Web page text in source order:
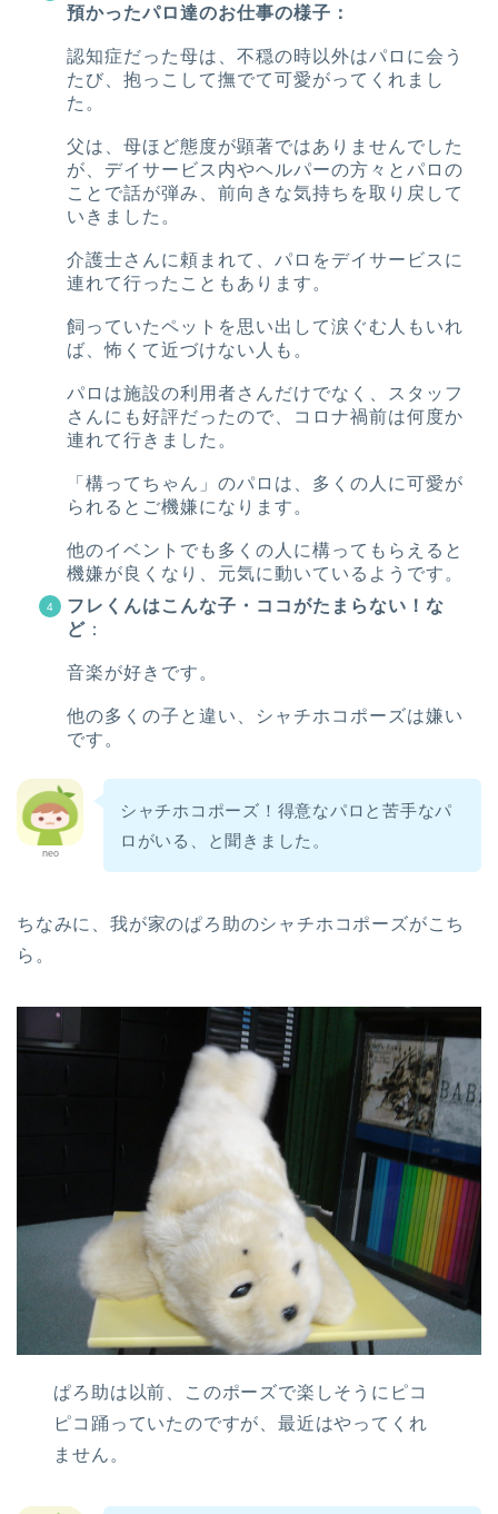
預かったパロ達のお仕事の様子：
認知症だった母は、不穏の時以外はパロに会う
たび、抱っこして撫でて可愛がってくれまし
た。
父は、母ほど態度が顕著ではありませんでした
が、デイサービス内やヘルパーの方々とパロの
ことで話が弾み、前向きな気持ちを取り戻して
いきました。
介護士さんに頼まれて、パロをデイサービスに
連れて行ったこともあります。
飼っていたペットを思い出して涙ぐむ人もいれ
ば、怖くて近づけない人も。
パロは施設の利用者さんだけでなく、スタッフ
さんにも好評だったので、コロナ禍前は何度か
連れて行きました。
「構ってちゃん」のパロは、多くの人に可愛が
られるとご機嫌になります。
他のイベントでも多くの人に構ってもらえると
機嫌が良くなり、元気に動いているようです。
フレくんはこんな子・ココがたまらない！な
ど ：
音楽が好きです。
他の多くの子と違い、シャチホコポーズは嫌い
です。
neo
シャチホコポーズ！得意なパロと苦手なパ
ロがいる、と聞きました。
ちなみに、我が家のぱろ助のシャチホコポーズがこち
ら。
ぱろ助は以前、このポーズで楽しそうにピコ
ピコ踊っていたのですが、最近はやってくれ
ません。